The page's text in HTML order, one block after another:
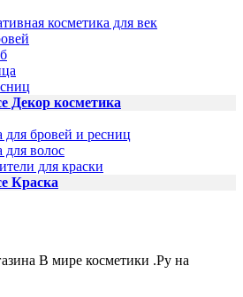
косметика для век
Декор косметика
для бровей и ресниц
для волос
для краски
Краска